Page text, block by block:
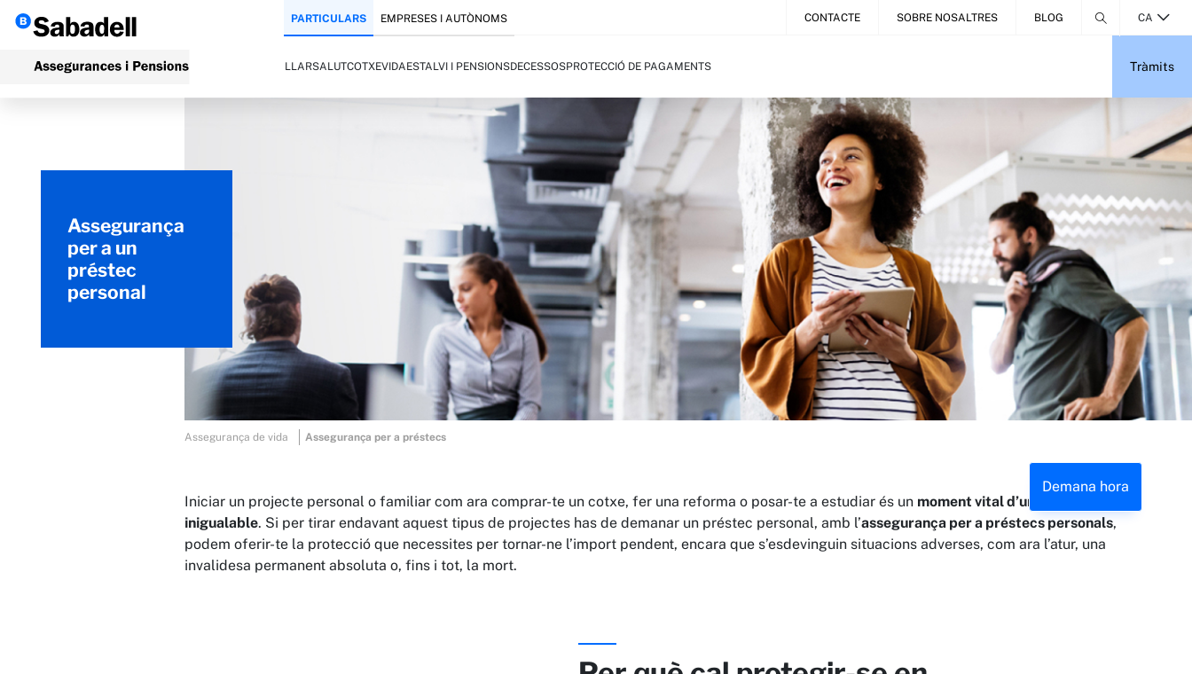
Tràmits
PARTICULARS EMPRESES I AUTÒNOMS
LLARSALUTCOTXEVIDAESTALVI I PENSIONSDECESSOSPROTECCIÓ DE PAGAMENTS
CONTACTE SOBRE NOSALTRES BLOG CA
Assegurança
per a un
préstec
personal
Demana hora
Assegurança de vida Assegurança per a préstecs
Iniciar un projecte personal o familiar com ara comprar-te un cotxe, fer una reforma o posar-te a estudiar és un moment vital d’una il·lusió
inigualable. Si per tirar endavant aquest tipus de projectes has de demanar un préstec personal, amb l’assegurança per a préstecs personals,
podem oferir-te la protecció que necessites per tornar-ne l’import pendent, encara que s’esdevinguin situacions adverses, com ara l’atur, una
invalidesa permanent absoluta o, fins i tot, la mort.